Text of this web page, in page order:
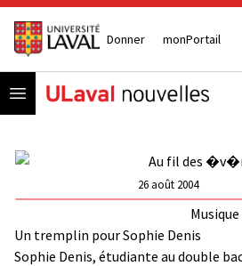
Donner monPortail
Open menu
26 août 2004
Musique
Un tremplin pour Sophie Denis
Sophie Denis, étudiante au double